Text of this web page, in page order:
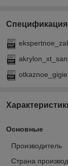
Спецификация
Основные
Производитель
Страна